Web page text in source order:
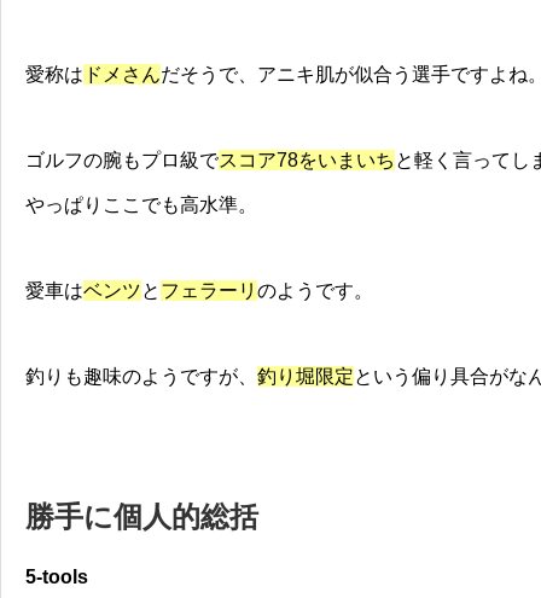
愛称は ドメさんだそうで、アニキ肌が似合う選手ですよね
ゴルフの腕もプロ級でスコア78をいまいち と軽く言ってし
やっぱりここでも高水準。
愛車はベンツと フェラーリ のようです。
釣りも趣味のようですが、 釣り堀限定という偏り具合がな
勝手に個人的総括
5-tools